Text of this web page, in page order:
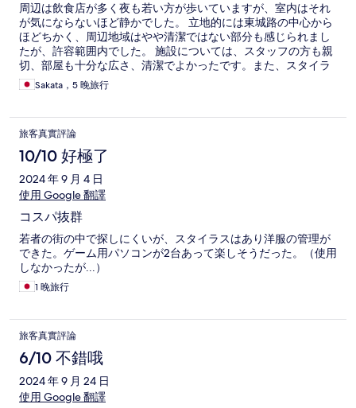
周辺は飲食店が多く夜も若い方が歩いていますが、室内はそれ
が気にならないほど静かでした。 立地的には東城路の中心から
ほどちかく、周辺地域はやや清潔ではない部分も感じられまし
たが、許容範囲内でした。 施設については、スタッフの方も親
切、部屋も十分な広さ、清潔でよかったです。また、スタイラ
ーがとても便利でした。 朝食スペースはあまり広くなく、種類
は標準的ですが、洋風の軽食に加え韓国の特徴的なお食事（キ
に不満等ありませんでした。 また利用させていただきたいと考
えております。 ありがとうございました。
Sakata，5 晚旅行
旅客真實評論
10/10 好極了
2024 年 9 月 4 日
使用 Google 翻譯
コスパ抜群
若者の街の中で探しにくいが、スタイラスはあり洋服の管理が
できた。ゲーム用パソコンが2台あって楽しそうだった。（使用
しなかったが...）
1 晚旅行
旅客真實評論
6/10 不錯哦
2024 年 9 月 24 日
使用 Google 翻譯